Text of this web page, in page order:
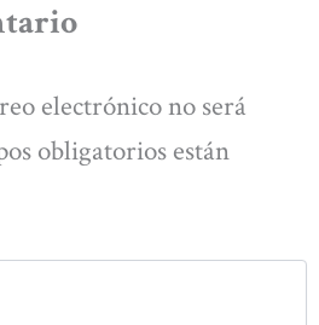
electrónico no será
obligatorios están